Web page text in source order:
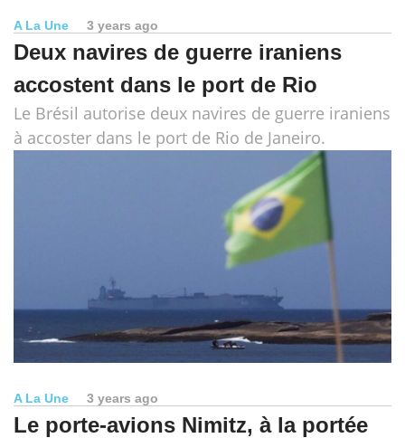
A La Une 3 years ago
Deux navires de guerre iraniens
accostent dans le port de Rio
Le Brésil autorise deux navires de guerre iraniens
à accoster dans le port de Rio de Janeiro.
A La Une 3 years ago
Le porte-avions Nimitz, à la portée